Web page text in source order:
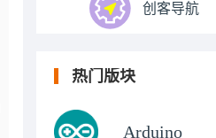
创客导航
热门版块
Arduino